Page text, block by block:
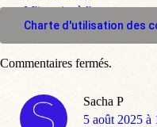
M'inscrire à l'espace
Charte d'utilisation des
Sacha P
dit
5 août 2025 à
Commentaires fermés.